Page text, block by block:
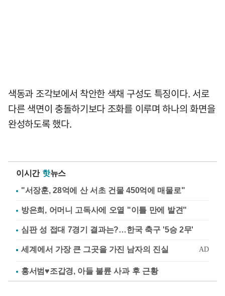
색동과 조각보에서 착안한 색채 구성도 특징이다. 서로
다른 색면이 충돌하기보다 조화를 이루며 하나의 화면을
완성하도록 했다.
이시간 핫뉴스
"서장훈, 28억에 산 서초 건물 450억에 매물로"
방은희, 어머니 고독사에 오열 "이틀 만에 발견"
심판 성 접대 7경기 결과는?…한국 축구 '5승 2무'
홍서범♥조갑경, 아들 불륜 사과 후 근황